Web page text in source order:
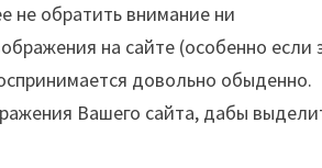
не обратить внимание ни
на сайте (особенно если
довольно обыденно.
Вашего сайта, дабы